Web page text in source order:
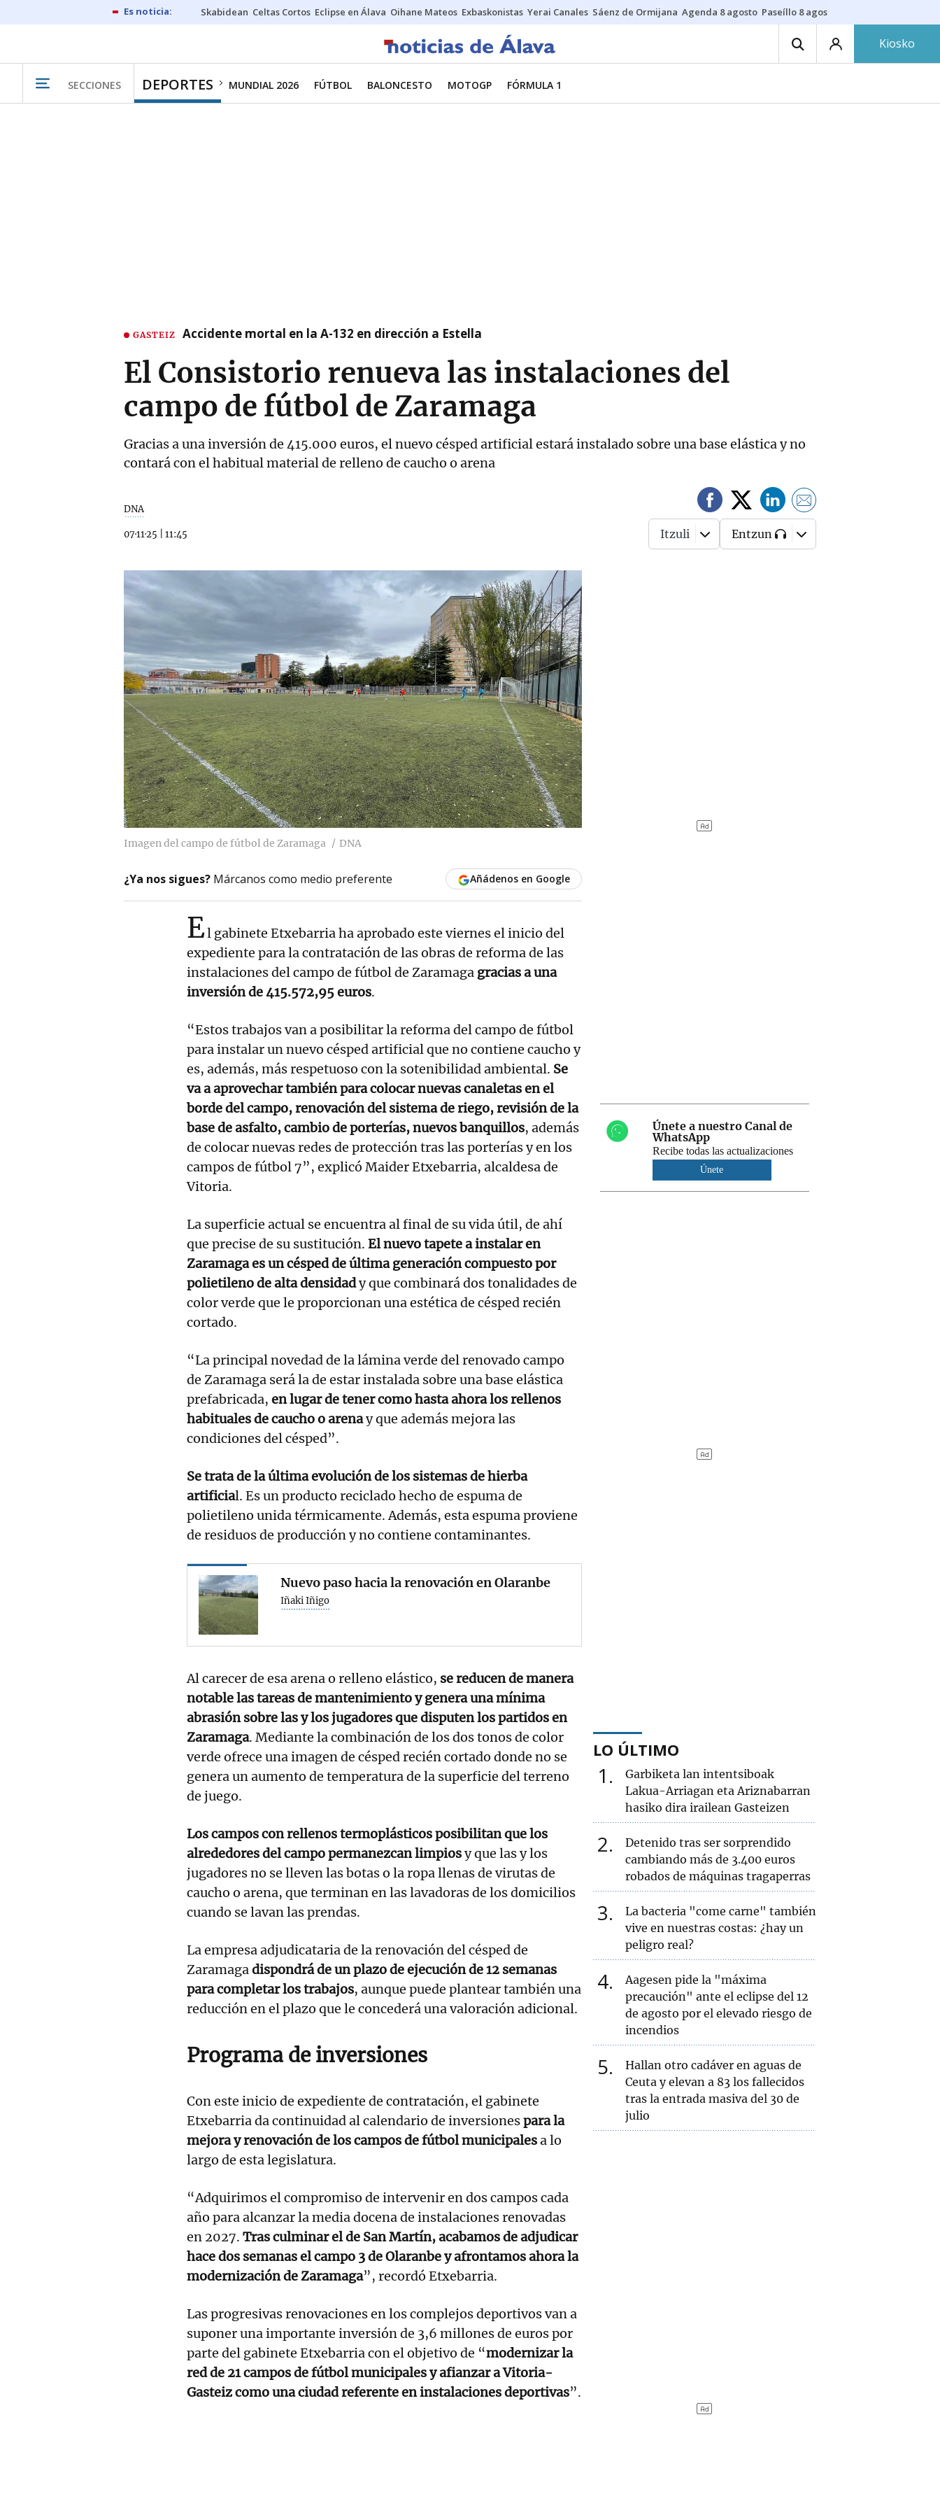
Skabidean Celtas Cortos Eclipse en Álava Oihane Mateos Exbaskonistas Yerai Canales Sáenz de Ormijana Agenda 8 agosto Paseíllo 8 agosto
Kiosko
SECCIONES DEPORTES MUNDIAL 2026 FÚTBOL BALONCESTO MOTOGP FÓRMULA 1
GASTEIZ Accidente mortal en la A-132 en dirección a Estella
El Consistorio renueva las instalaciones del
campo de fútbol de Zaramaga
Gracias a una inversión de 415.000 euros, el nuevo césped artificial estará instalado sobre una base elástica y no
contará con el habitual material de relleno de caucho o arena
DNA
07·11·25 11:45 Itzuli Entzun
Imagen del campo de fútbol de Zaramaga DNA
¿Ya nos sigues? Márcanos como medio preferente Añádenos en Google
El gabinete Etxebarria ha aprobado este viernes el inicio del
expediente para la contratación de las obras de reforma de las
instalaciones del campo de fútbol de Zaramaga gracias a una
inversión de 415.572,95 euros.
“Estos trabajos van a posibilitar la reforma del campo de fútbol
para instalar un nuevo césped artificial que no contiene caucho y
es, además, más respetuoso con la sotenibilidad ambiental. Se
va a aprovechar también para colocar nuevas canaletas en el
borde del campo, renovación del sistema de riego, revisión de la
base de asfalto, cambio de porterías, nuevos banquillos, además
de colocar nuevas redes de protección tras las porterías y en los
campos de fútbol 7”, explicó Maider Etxebarria, alcaldesa de
Vitoria.
La superficie actual se encuentra al final de su vida útil, de ahí
que precise de su sustitución. El nuevo tapete a instalar en
Zaramaga es un césped de última generación compuesto por
polietileno de alta densidady que combinará dos tonalidades de
color verde que le proporcionan una estética de césped recién
cortado.
“La principal novedad de la lámina verde del renovado campo
de Zaramaga será la de estar instalada sobre una base elástica
prefabricada, en lugar de tener como hasta ahora los rellenos
habituales de caucho o arenay que además mejora las
condiciones del césped”.
Se trata de la última evolución de los sistemas de hierba
artificial. Es un producto reciclado hecho de espuma de
polietileno unida térmicamente. Además, esta espuma proviene
de residuos de producción y no contiene contaminantes.
Nuevo paso hacia la renovación en Olaranbe
Iñaki Iñigo
Al carecer de esa arena o relleno elástico, se reducen de manera
notable las tareas de mantenimiento y genera una mínima
abrasión sobre las y los jugadores que disputen los partidos en
Zaramaga. Mediante la combinación de los dos tonos de color
verde ofrece una imagen de césped recién cortado donde no se
genera un aumento de temperatura de la superficie del terreno
de juego.
Los campos con rellenos termoplásticos posibilitan que los
alrededores del campo permanezcan limpiosy que las y los
jugadores no se lleven las botas o la ropa llenas de virutas de
caucho o arena, que terminan en las lavadoras de los domicilios
cuando se lavan las prendas.
La empresa adjudicataria de la renovación del césped de
Zaramagadispondrá de un plazo de ejecución de 12 semanas
para completar los trabajos, aunque puede plantear también una
reducción en el plazo que le concederá una valoración adicional.
Programa de inversiones
Con este inicio de expediente de contratación, el gabinete
Etxebarria da continuidad al calendario de inversionespara la
mejora y renovación de los campos de fútbol municipalesa lo
largo de esta legislatura.
“Adquirimos el compromiso de intervenir en dos campos cada
año para alcanzar la media docena de instalaciones renovadas
en 2027. Tras culminar el de San Martín, acabamos de adjudicar
hace dos semanas el campo 3 de Olaranbe y afrontamos ahora la
modernización de Zaramaga”, recordó Etxebarria.
Las progresivas renovaciones en los complejos deportivos van a
suponer una importante inversión de 3,6 millones de euros por
parte del gabinete Etxebarria con el objetivo de “modernizar la
red de 21 campos de fútbol municipales y afianzar a Vitoria-
Gasteiz como una ciudad referente en instalaciones deportivas”.
Únete a nuestro Canal de
WhatsApp
Recibe todas las actualizaciones
Únete
LO ÚLTIMO
1
Garbiketa lan intentsiboak
Lakua-Arriagan eta Ariznabarran
hasiko dira irailean Gasteizen
2
Detenido tras ser sorprendido
cambiando más de 3.400 euros
robados de máquinas tragaperras
3
La bacteria "come carne" también
vive en nuestras costas: ¿hay un
peligro real?
4
Aagesen pide la "máxima
precaución" ante el eclipse del 12
de agosto por el elevado riesgo de
incendios
5
Hallan otro cadáver en aguas de
Ceuta y elevan a 83 los fallecidos
tras la entrada masiva del 30 de
julio